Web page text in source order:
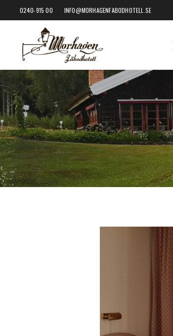
0240-915 00 INFO@MORHAGENFABODHOTELL.SE